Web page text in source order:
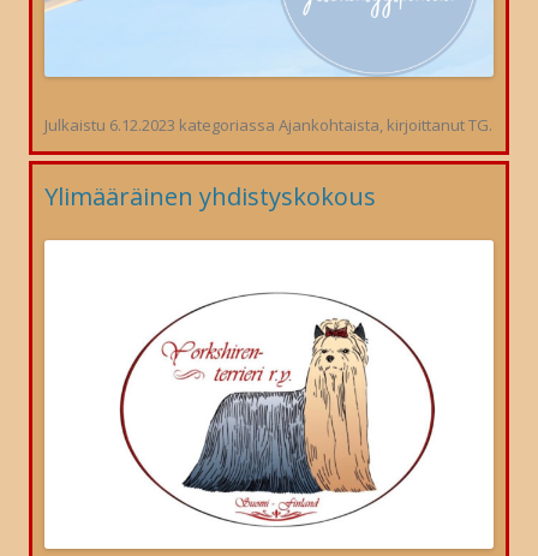
Julkaistu 6.12.2023 kategoriassa Ajankohtaista, kirjoittanutTG.
Ylimääräinen yhdistyskokous